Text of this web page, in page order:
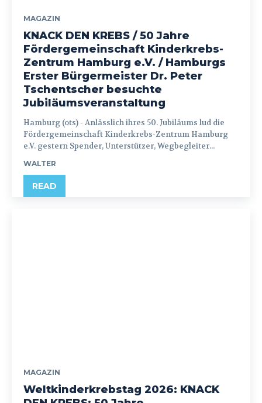
MAGAZIN
KNACK DEN KREBS / 50 Jahre
Fördergemeinschaft Kinderkrebs-
Zentrum Hamburg e.V. / Hamburgs
Erster Bürgermeister Dr. Peter
Tschentscher besuchte
Jubiläumsveranstaltung
Hamburg (ots) - Anlässlich ihres 50. Jubiläums lud die
Fördergemeinschaft Kinderkrebs-Zentrum Hamburg
e.V. gestern Spender, Unterstützer, Wegbegleiter...
WALTER
READ
MAGAZIN
Weltkinderkrebstag 2026: KNACK